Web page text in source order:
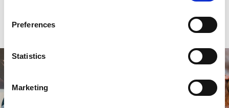
Preferences
Statistics
Marketing